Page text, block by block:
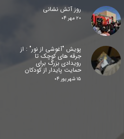
روز آتش نشانی
۲۰ مهر ۰۴
پویش "آغوشی از نور" : از
جرقه های کوچک تا
رویدادی بزرگ برای
حمایت پایدار از کودکان
۱۵ شهریور ۰۴